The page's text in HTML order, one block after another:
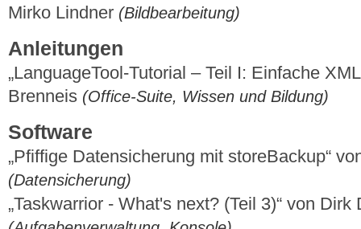
Mirko Lindner (Bildbearbeitung)
Anleitungen
„LanguageTool-Tutorial – Teil I: Einfache
Brenneis (Office-Suite, Wissen und Bildung)
Software
„Pfiffige Datensicherung mit storeBackup“
(Datensicherung)
„Taskwarrior - What's next? (Teil 3)“ von Dirk